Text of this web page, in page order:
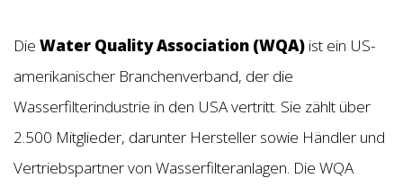
Die Water Quality Association (WQA) ist ein US-
amerikanischer Branchenverband, der die
Wasserfilterindustrie in den USA vertritt. Sie zählt über
2.500 Mitglieder, darunter Hersteller sowie Händler und
Vertriebspartner von Wasserfilteranlagen. Die WQA